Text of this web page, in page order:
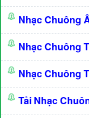
Nhạc Chuông
Nhạc Chuông
Nhạc Chuông
Tải Nhạc